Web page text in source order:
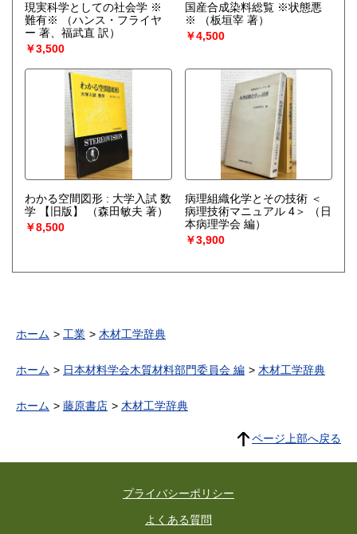
現実科学としての社会学 ※
難有※
（ハンス・フライヤ
ー 著、福武直 訳）
￥3,500
国産合成染料総覧 ※状態悪
※
（板垣宰 著）
￥4,500
わかる空間図形 : 大学入試 数
学 【旧版】
（森田敏夫 著）
￥8,500
病理組織化学とその技術 ＜
病理技術マニュアル 4＞
（日
本病理学会 編）
￥3,900
ホーム 工業 木材工学辞典
ホーム 日本材料学会木質材料部門委員会 編 木材工学辞典
ホーム 藤原書店 木材工学辞典
ページ上部へ戻る
プライバシーポリシー
よくある質問